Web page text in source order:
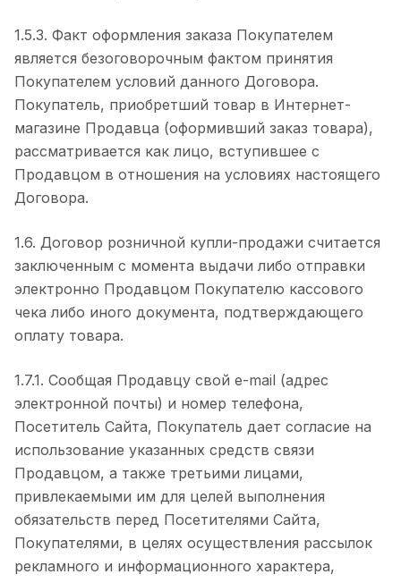
1.5.3. Факт оформления заказа Покупателем
является безоговорочным фактом принятия
Покупателем условий данного Договора.
Покупатель, приобретший товар в Интернет-
магазине Продавца (оформивший заказ товара),
рассматривается как лицо, вступившее с
Продавцом в отношения на условиях настоящего
Договора.
1.6. Договор розничной купли-продажи считается
заключенным с момента выдачи либо отправки
электронно Продавцом Покупателю кассового
чека либо иного документа, подтверждающего
оплату товара.
1.7.1. Сообщая Продавцу свой e-mail (адрес
электронной почты) и номер телефона,
Посетитель Сайта, Покупатель дает согласие на
использование указанных средств связи
Продавцом, а также третьими лицами,
привлекаемыми им для целей выполнения
обязательств перед Посетителями Сайта,
Покупателями, в целях осуществления рассылок
рекламного и информационного характера,